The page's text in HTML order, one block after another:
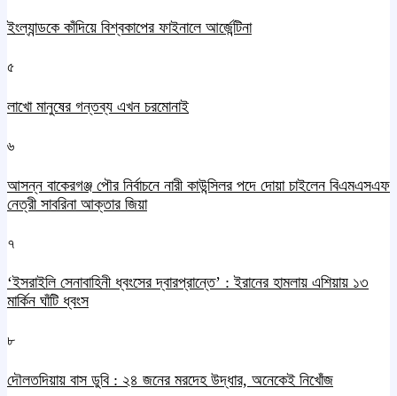
ইংল্যান্ডকে কাঁদিয়ে বিশ্বকাপের ফাইনালে আর্জেন্টিনা
৫
লাখো মানুষের গন্তব্য এখন চরমোনাই
৬
আসন্ন বাকেরগঞ্জ পৌর নির্বাচনে নারী কাউন্সিলর পদে দোয়া চাইলেন বিএমএসএফ
নেত্রী সাবরিনা আক্তার জিয়া
৭
‘ইসরাইলি সেনাবাহিনী ধ্বংসের দ্বারপ্রান্তে’ : ইরানের হামলায় এশিয়ায় ১৩
মার্কিন ঘাঁটি ধ্বংস
৮
দৌলতদিয়ায় বাস ডুবি : ২৪ জনের মরদেহ উদ্ধার, অনেকেই নিখোঁজ